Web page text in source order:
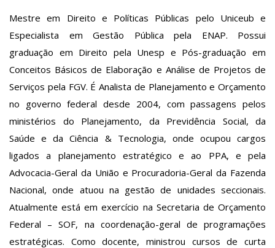
Mestre em Direito e Políticas Públicas pelo Uniceub e
Especialista em Gestão Pública pela ENAP. Possui
graduação em Direito pela Unesp e Pós-graduação em
Conceitos Básicos de Elaboração e Análise de Projetos de
Serviços pela FGV. É Analista de Planejamento e Orçamento
no governo federal desde 2004, com passagens pelos
ministérios do Planejamento, da Previdência Social, da
Saúde e da Ciência & Tecnologia, onde ocupou cargos
ligados a planejamento estratégico e ao PPA, e pela
Advocacia-Geral da União e Procuradoria-Geral da Fazenda
Nacional, onde atuou na gestão de unidades seccionais.
Atualmente está em exercício na Secretaria de Orçamento
Federal – SOF, na coordenação-geral de programações
estratégicas. Como docente, ministrou cursos de curta